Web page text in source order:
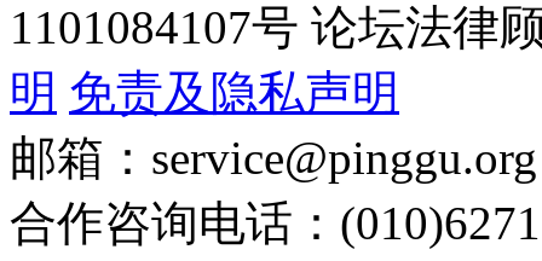
1101084107号 论坛法律
明 免责及隐私声明
邮箱：service@pinggu.org
合作咨询电话：